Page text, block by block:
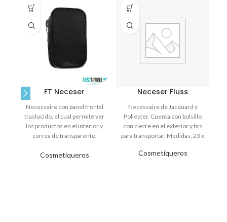
FT Neceser
Cosmetiqueros
Necessaire con panel frontal
traslucido, el cual permite ver
los productos en el interior y
correa de transparente.
Neceser Fluss
Cosmetiqueros
Necessaire de Jacquard y
Poliester. Cuenta con bolsillo
con cierre en el exterior y tira
para transportar. Medidas: 23 x